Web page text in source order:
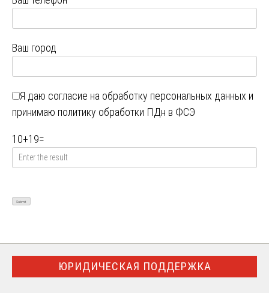
Ваш город
Я даю согласие на обработку персональных данных и
принимаю политику обработки ПДн в ФСЭ
10+19=
ЮРИДИЧЕСКАЯ ПОДДЕРЖКА